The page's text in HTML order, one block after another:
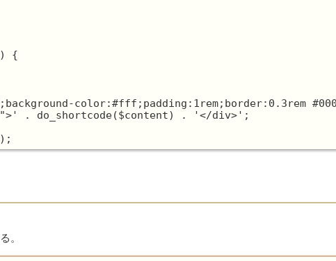
{
color:#fff;padding:1rem;border:0.3rem
. do_shortcode($content) . '</div>';
。